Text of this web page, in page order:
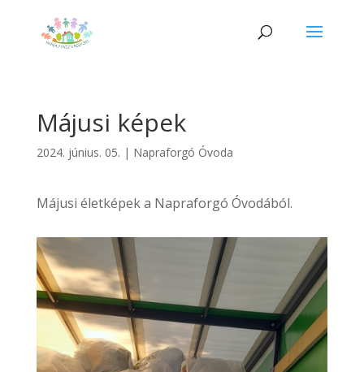
Májusi képek
2024. június. 05. | Napraforgó Óvoda
Májusi életképek a Napraforgó Óvodából.